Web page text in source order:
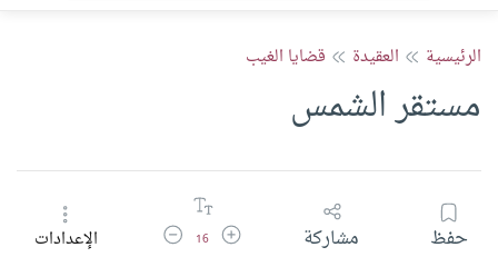
الرئيسية العقيدة قضايا الغيب
مستقر الشمس
حفظ مشاركة زيادة حجم الخط
16 تقليل حجم الخطالإعدادات